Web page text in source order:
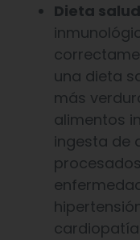
Dieta
una dieta
más
alimentos
ingesta de